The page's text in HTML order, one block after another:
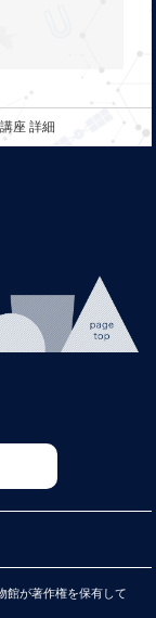
座 詳細
館が著作権を保有して